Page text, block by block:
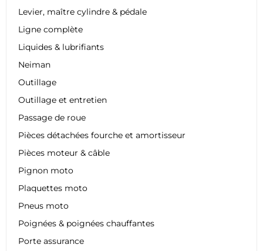
Levier, maître cylindre & pédale
Ligne complète
Liquides & lubrifiants
Neiman
Outillage
Outillage et entretien
Passage de roue
Pièces détachées fourche et amortisseur
Pièces moteur & câble
Pignon moto
Plaquettes moto
Pneus moto
Poignées & poignées chauffantes
Porte assurance